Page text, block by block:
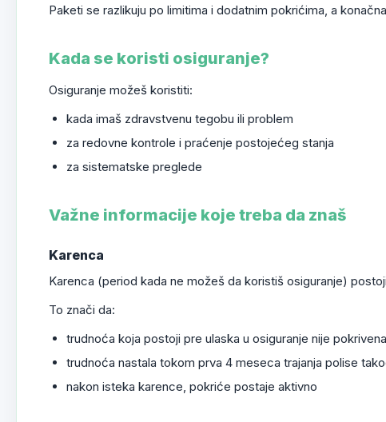
Paketi se razlikuju po limitima i dodatnim pokrićima, a
Kada se koristi osiguranje?
Osiguranje možeš koristiti:
kada imaš zdravstvenu tegobu ili problem
za redovne kontrole i praćenje postojećeg stanja
za sistematske preglede
Važne informacije koje treba da znaš
Karenca
Karenca (period kada ne možeš da koristiš osiguranje)
To znači da:
trudnoća koja postoji pre ulaska u osiguranje nije pokrivena
trudnoća nastala tokom prva 4 meseca trajanja polise
nakon isteka karence, pokriće postaje aktivno